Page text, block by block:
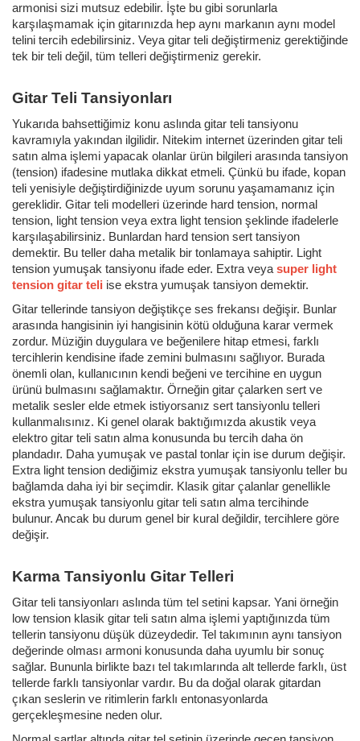
armonisi sizi mutsuz edebilir. İşte bu gibi sorunlarla
karşılaşmamak için gitarınızda hep aynı markanın aynı model
telini tercih edebilirsiniz. Veya gitar teli değiştirmeniz gerektiğinde
tek bir teli değil, tüm telleri değiştirmeniz gerekir.
Gitar Teli Tansiyonları
Yukarıda bahsettiğimiz konu aslında gitar teli tansiyonu
kavramıyla yakından ilgilidir. Nitekim internet üzerinden gitar teli
satın alma işlemi yapacak olanlar ürün bilgileri arasında tansiyon
(tension) ifadesine mutlaka dikkat etmeli. Çünkü bu ifade, kopan
teli yenisiyle değiştirdiğinizde uyum sorunu yaşamamanız için
gereklidir. Gitar teli modelleri üzerinde hard tension, normal
tension, light tension veya extra light tension şeklinde ifadelerle
karşılaşabilirsiniz. Bunlardan hard tension sert tansiyon
demektir. Bu teller daha metalik bir tonlamaya sahiptir. Light
tension yumuşak tansiyonu ifade eder. Extra veyasuper light
tension gitar teli ise ekstra yumuşak tansiyon demektir.
Gitar tellerinde tansiyon değiştikçe ses frekansı değişir. Bunlar
arasında hangisinin iyi hangisinin kötü olduğuna karar vermek
zordur. Müziğin duygulara ve beğenilere hitap etmesi, farklı
tercihlerin kendisine ifade zemini bulmasını sağlıyor. Burada
önemli olan, kullanıcının kendi beğeni ve tercihine en uygun
ürünü bulmasını sağlamaktır. Örneğin gitar çalarken sert ve
metalik sesler elde etmek istiyorsanız sert tansiyonlu telleri
kullanmalısınız. Ki genel olarak baktığımızda akustik veya
elektro gitar teli satın alma konusunda bu tercih daha ön
plandadır. Daha yumuşak ve pastal tonlar için ise durum değişir.
Extra light tension dediğimiz ekstra yumuşak tansiyonlu teller bu
bağlamda daha iyi bir seçimdir. Klasik gitar çalanlar genellikle
ekstra yumuşak tansiyonlu gitar teli satın alma tercihinde
bulunur. Ancak bu durum genel bir kural değildir, tercihlere göre
değişir.
Karma Tansiyonlu Gitar Telleri
Gitar teli tansiyonları aslında tüm tel setini kapsar. Yani örneğin
low tension klasik gitar teli satın alma işlemi yaptığınızda tüm
tellerin tansiyonu düşük düzeydedir. Tel takımının aynı tansiyon
değerinde olması armoni konusunda daha uyumlu bir sonuç
sağlar. Bununla birlikte bazı tel takımlarında alt tellerde farklı, üst
tellerde farklı tansiyonlar vardır. Bu da doğal olarak gitardan
çıkan seslerin ve ritimlerin farklı entonasyonlarda
gerçekleşmesine neden olur.